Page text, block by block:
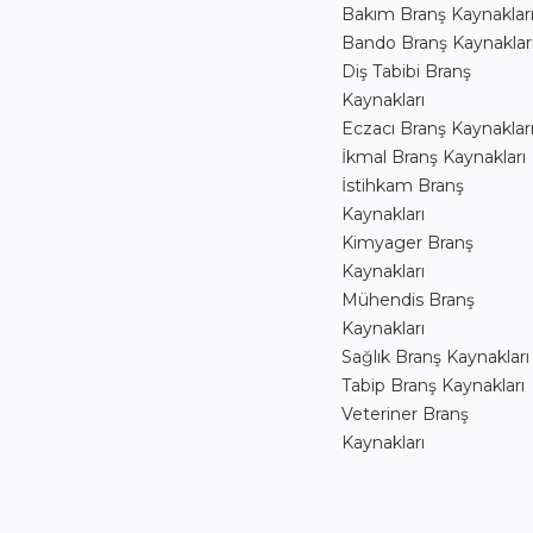
Bakım Branş Kaynakları
Bando Branş Kaynakları
Diş Tabibi Branş
Kaynakları
Eczacı Branş Kaynakları
İkmal Branş Kaynakları
İstihkam Branş
Kaynakları
Kimyager Branş
Kaynakları
Mühendis Branş
Kaynakları
Sağlık Branş Kaynakları
Tabip Branş Kaynakları
Veteriner Branş
Kaynakları